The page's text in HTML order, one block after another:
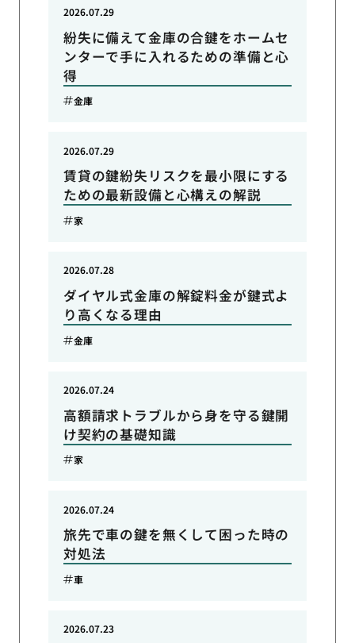
紛失に備えて金庫の合鍵をホームセ
ンターで手に入れるための準備と心
得
2026.07.29
金庫
賃貸の鍵紛失リスクを最小限にする
ための最新設備と心構えの解説
2026.07.29
家
ダイヤル式金庫の解錠料金が鍵式よ
り高くなる理由
2026.07.28
金庫
高額請求トラブルから身を守る鍵開
け契約の基礎知識
2026.07.24
家
旅先で車の鍵を無くして困った時の
対処法
2026.07.24
車
2026.07.23